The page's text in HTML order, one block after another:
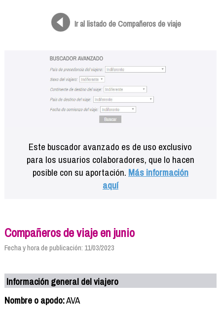
Ir al listado de Compañeros de viaje
Este buscador avanzado es de uso exclusivo
para los usuarios colaboradores, que lo hacen
posible con su aportación. Más información
aquí
Compañeros de viaje en junio
Fecha y hora de publicación: 11/03/2023
Información general del viajero
Nombre o apodo:AVA